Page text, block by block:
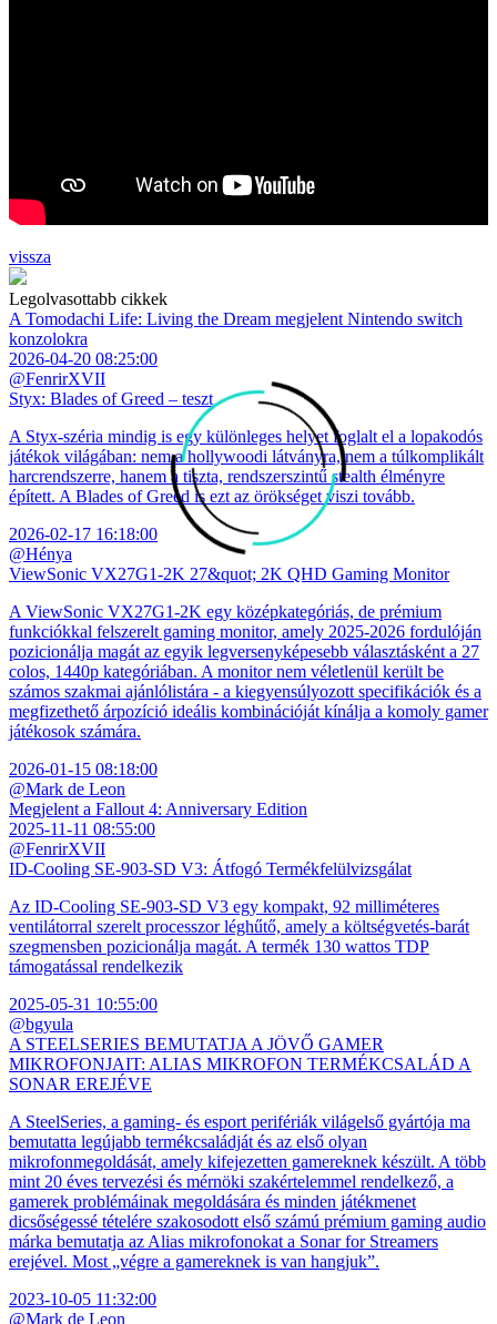
vissza
Legolvasottabb cikkek
A Tomodachi Life: Living the Dream megjelent Nintendo switch
konzolokra
2026-04-20 08:25:00
@FenrirXVII
Styx: Blades of Greed – teszt
A Styx-széria mindig is egy különleges helyet foglalt el a lopakodós
játékok világában: nem a hollywoodi látványra, nem a túlkomplikált
harcrendszerre, hanem a tiszta, rendszerszintű stealth élményre
épített. A Blades of Greed is ezt az örökséget viszi tovább.
2026-02-17 16:18:00
@Hénya
ViewSonic VX27G1-2K 27&quot; 2K QHD Gaming Monitor
A ViewSonic VX27G1-2K egy középkategóriás, de prémium
funkciókkal felszerelt gaming monitor, amely 2025-2026 fordulóján
pozicionálja magát az egyik legversenyképesebb választásként a 27
colos, 1440p kategóriában. A monitor nem véletlenül került be
számos szakmai ajánlólistára - a kiegyensúlyozott specifikációk és a
megfizethető árpozíció ideális kombinációját kínálja a komoly gamer
játékosok számára.
2026-01-15 08:18:00
@Mark de Leon
Megjelent a Fallout 4: Anniversary Edition
2025-11-11 08:55:00
@FenrirXVII
ID-Cooling SE-903-SD V3: Átfogó Termékfelülvizsgálat
Az ID-Cooling SE-903-SD V3 egy kompakt, 92 milliméteres
ventilátorral szerelt processzor léghűtő, amely a költségvetés-barát
szegmensben pozicionálja magát. A termék 130 wattos TDP
támogatással rendelkezik
2025-05-31 10:55:00
@bgyula
A STEELSERIES BEMUTATJA A JÖVŐ GAMER
MIKROFONJAIT: ALIAS MIKROFON TERMÉKCSALÁD A
SONAR EREJÉVE
A SteelSeries, a gaming- és esport perifériák világelső gyártója ma
bemutatta legújabb termékcsaládját és az első olyan
mikrofonmegoldását, amely kifejezetten gamereknek készült. A több
mint 20 éves tervezési és mérnöki szakértelemmel rendelkező, a
gamerek problémáinak megoldására és minden játékmenet
dicsőségessé tételére szakosodott első számú prémium gaming audio
márka bemutatja az Alias mikrofonokat a Sonar for Streamers
erejével. Most „végre a gamereknek is van hangjuk”.
2023-10-05 11:32:00
@Mark de Leon